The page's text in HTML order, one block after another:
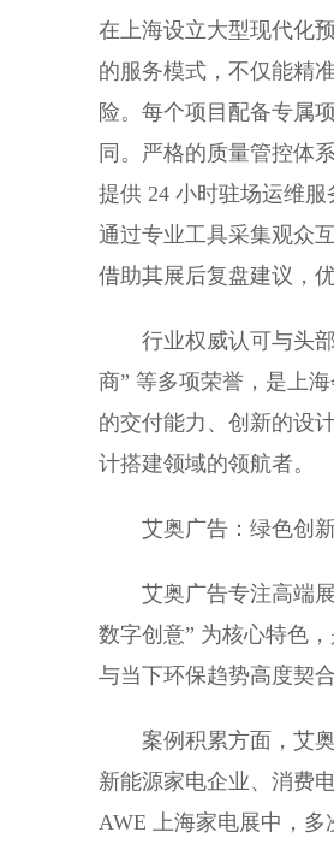
在上海设立大型现代化
的服务模式，不仅能精
险。每个项目配备专属
同。严格的质量管控体
提供 24 小时驻场运维
通过专业工具采集观众
借助其展后复盘建议，
行业权威认可与头部
商” 等多项荣誉，是上
的交付能力、创新的设
计搭建领域的领航者。
艾奥广告：绿色创新
艾奥广告专注高端展
数字创意” 为核心特色
与当下环保趋势高度契合
案例积累方面，艾奥
新能源家电企业、消费
AWE 上海家电展中，